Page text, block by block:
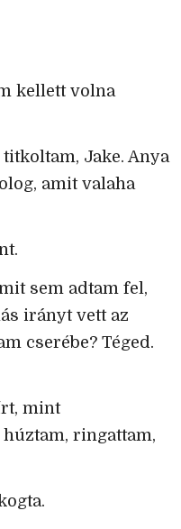
kellett volna
Jake. Anya
amit valaha
sem adtam fel,
irányt vett az
cserébe? Téged.
mint
ringattam,